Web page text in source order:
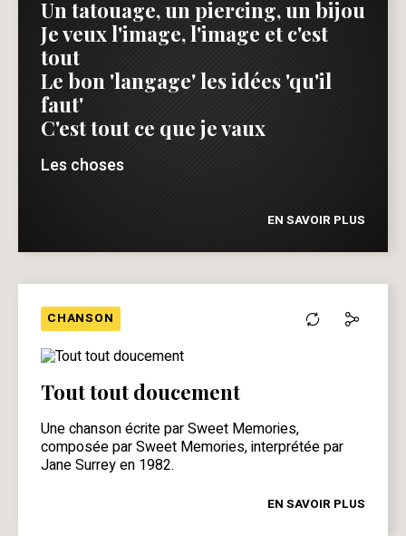
Un tatouage, un piercing, un bijou
Je veux l'image, l'image et c'est
tout
Le bon 'langage' les idées 'qu'il
faut'
C'est tout ce que je vaux
Les choses
EN SAVOIR PLUS
CHANSON
Tout tout doucement
Une chanson écrite par Sweet Memories,
composée par Sweet Memories, interprétée par
Jane Surrey en 1982.
EN SAVOIR PLUS